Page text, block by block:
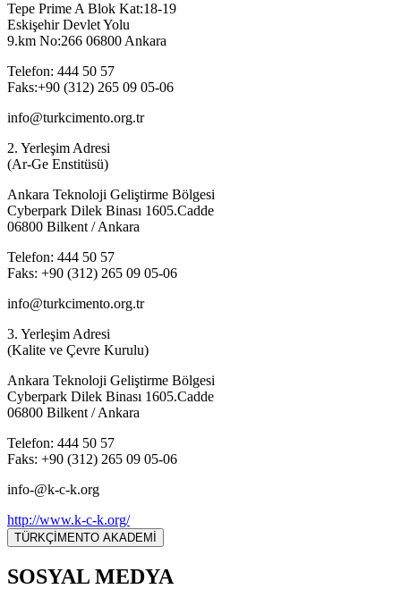
Tepe Prime A Blok Kat:18-19
Eskişehir Devlet Yolu
9.km No:266 06800 Ankara
Telefon: 444 50 57
Faks:+90 (312) 265 09 05-06
info@turkcimento.org.tr
2. Yerleşim Adresi
(Ar-Ge Enstitüsü)
Ankara Teknoloji Geliştirme Bölgesi
Cyberpark Dilek Binası 1605.Cadde
06800 Bilkent / Ankara
Telefon: 444 50 57
Faks: +90 (312) 265 09 05-06
info@turkcimento.org.tr
3. Yerleşim Adresi
(Kalite ve Çevre Kurulu)
Ankara Teknoloji Geliştirme Bölgesi
Cyberpark Dilek Binası 1605.Cadde
06800 Bilkent / Ankara
Telefon: 444 50 57
Faks: +90 (312) 265 09 05-06
info-@k-c-k.org
http://www.k-c-k.org/
TÜRKÇİMENTO AKADEMİ
SOSYAL MEDYA